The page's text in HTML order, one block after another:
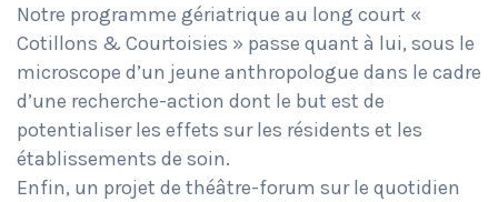
Notre programme gériatrique au long court «
Cotillons & Courtoisies » passe quant à lui, sous le
microscope d’un jeune anthropologue dans le cadre
d’une recherche-action dont le but est de
potentialiser les effets sur les résidents et les
établissements de soin.
Enfin, un projet de théâtre-forum sur le quotidien